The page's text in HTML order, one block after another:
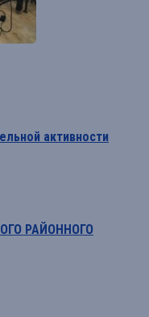
активности
РАЙОННОГО